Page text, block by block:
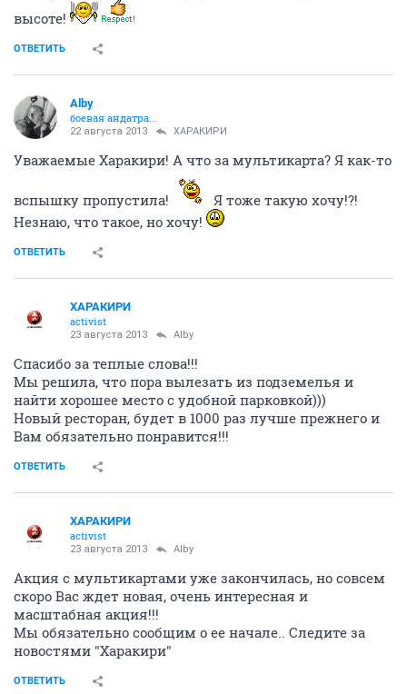
высоте!
ОТВЕТИТЬ
Alby
боевая андатра...
22 августа 2013 ХАРАКИРИ
Уважаемые Харакири! А что за мультикарта? Я как-то
вспышку пропустила!
Я тоже такую хочу!?!
Незнаю, что такое, но хочу!
ОТВЕТИТЬ
ХАРАКИРИ
activist
23 августа 2013 Alby
Спасибо за теплые слова!!!
Мы решила, что пора вылезать из подземелья и
найти хорошее место с удобной парковкой)))
Новый ресторан, будет в 1000 раз лучше прежнего и
Вам обязательно понравится!!!
ОТВЕТИТЬ
ХАРАКИРИ
activist
23 августа 2013 Alby
Акция с мультикартами уже закончилась, но совсем
скоро Вас ждет новая, очень интересная и
масштабная акция!!!
Мы обязательно сообщим о ее начале.. Следите за
новостями "Харакири"
ОТВЕТИТЬ